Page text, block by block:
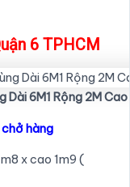
6 TPHCM
Dài 6M1 Rộng 2M Cao
hàng
x cao 1m9 (